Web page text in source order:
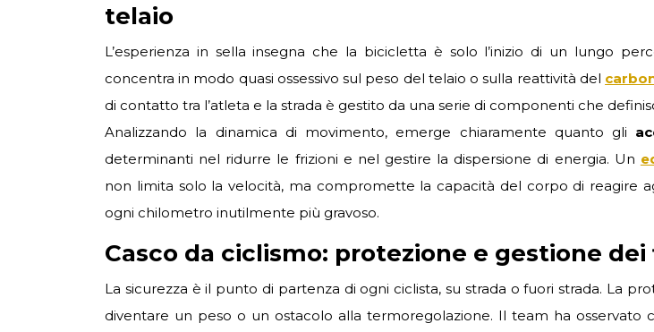
telaio
L’esperienza in sella insegna che la bicicletta è solo l’inizio di un lungo
concentra in modo quasi ossessivo sul peso del telaio o sulla reattività del
di contatto tra l’atleta e la strada è gestito da una serie di componenti che
Analizzando la dinamica di movimento, emerge chiaramente quanto gli
determinanti nel ridurre le frizioni e nel gestire la dispersione di energia. Un
non limita solo la velocità, ma compromette la capacità del corpo di reagire
ogni chilometro inutilmente più gravoso.
Casco da ciclismo: protezione e gestione dei
La sicurezza è il punto di partenza di ogni ciclista, su strada o fuori strada. La
diventare un peso o un ostacolo alla termoregolazione. Il team ha osservato